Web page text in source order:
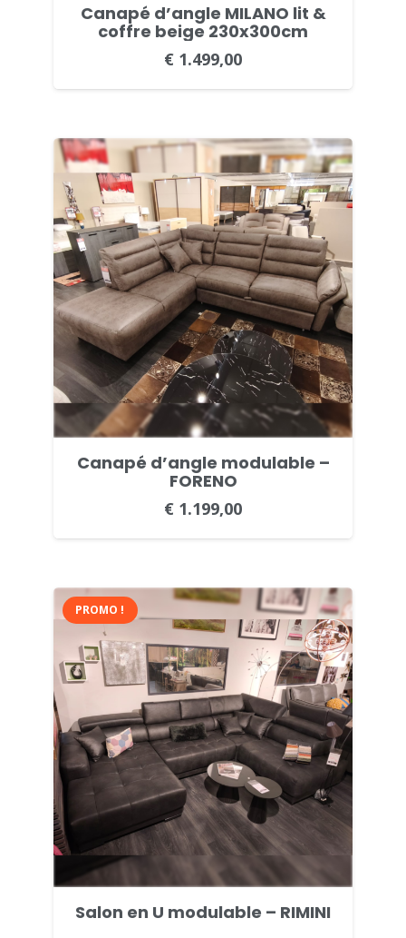
Canapé d’angle MILANO lit &
coffre beige 230x300cm
€ 1.499,00
Canapé d’angle modulable –
FORENO
€ 1.199,00
PROMO !
Salon en U modulable – RIMINI